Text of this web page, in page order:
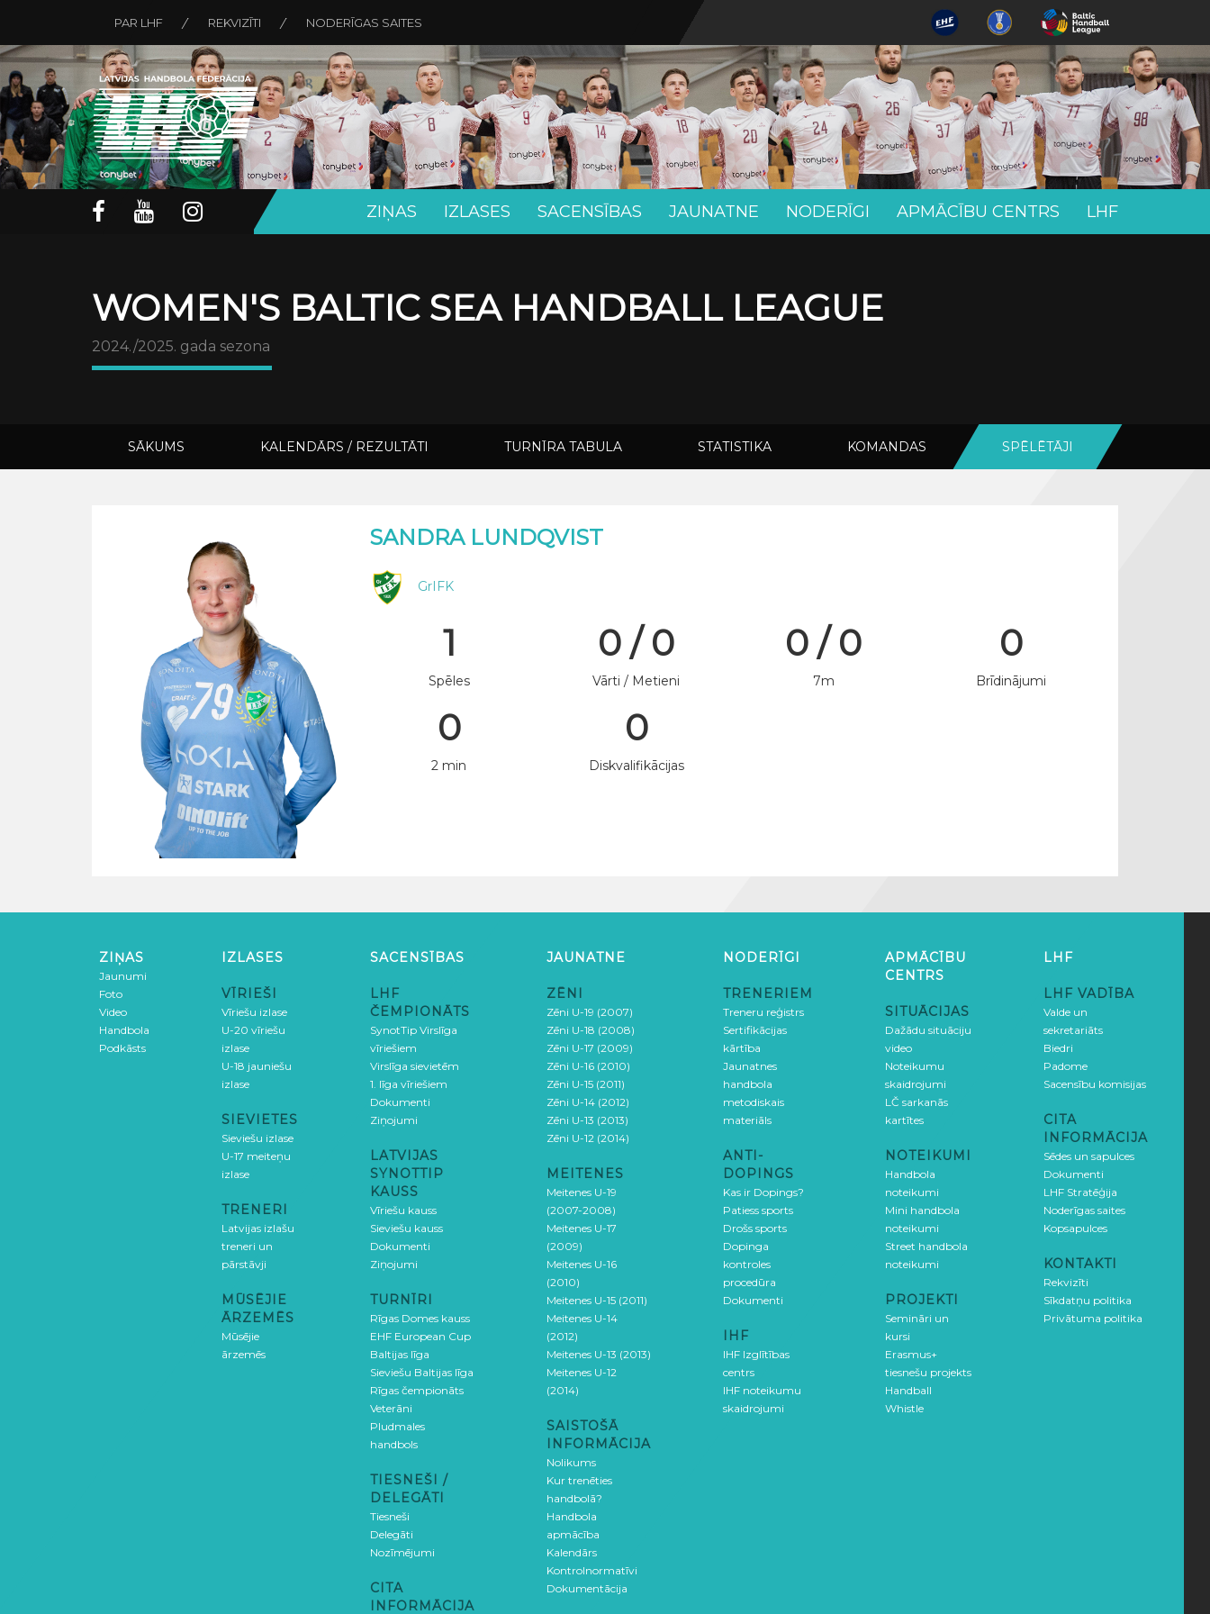
PAR LHF REKVIZĪTI NODERĪGAS SAITES
ZIŅAS IZLASES SACENSĪBAS JAUNATNE NODERĪGI APMĀCĪBU CENTRS LHF
WOMEN'S BALTIC SEA HANDBALL LEAGUE
2024./2025. gada sezona
SĀKUMS KALENDĀRS / REZULTĀTI TURNĪRA TABULA STATISTIKA KOMANDAS SPĒLĒTĀJI
SANDRA LUNDQVIST
GrIFK
1
Spēles
0 / 0
Vārti / Metieni
0 / 0
7m
0
Brīdinājumi
0
2 min
0
Diskvalifikācijas
ZIŅAS
Jaunumi
Foto
Video
Handbola
Podkāsts
IZLASES
VĪRIEŠI
Vīriešu izlase
U-20 vīriešu
izlase
U-18 jauniešu
izlase
SIEVIETES
Sieviešu izlase
U-17 meiteņu
izlase
TRENERI
Latvijas izlašu
treneri un
pārstāvji
MŪSĒJIE
ĀRZEMĒS
Mūsējie
ārzemēs
SACENSĪBAS
LHF
ČEMPIONĀTS
SynotTip Virslīga
vīriešiem
Virslīga sievietēm
1. līga vīriešiem
Dokumenti
Ziņojumi
LATVIJAS
SYNOTTIP
KAUSS
Vīriešu kauss
Sieviešu kauss
Dokumenti
Ziņojumi
TURNĪRI
Rīgas Domes kauss
EHF European Cup
Baltijas līga
Sieviešu Baltijas līga
Rīgas čempionāts
Veterāni
Pludmales
handbols
TIESNEŠI /
DELEGĀTI
Tiesneši
Delegāti
Nozīmējumi
CITA
INFORMĀCIJA
JAUNATNE
ZĒNI
Zēni U-19 (2007)
Zēni U-18 (2008)
Zēni U-17 (2009)
Zēni U-16 (2010)
Zēni U-15 (2011)
Zēni U-14 (2012)
Zēni U-13 (2013)
Zēni U-12 (2014)
MEITENES
Meitenes U-19
(2007-2008)
Meitenes U-17
(2009)
Meitenes U-16
(2010)
Meitenes U-15 (2011)
Meitenes U-14
(2012)
Meitenes U-13 (2013)
Meitenes U-12
(2014)
SAISTOŠĀ
INFORMĀCIJA
Nolikums
Kur trenēties
handbolā?
Handbola
apmācība
Kalendārs
Kontrolnormatīvi
Dokumentācija
NODERĪGI
TRENERIEM
Treneru reģistrs
Sertifikācijas
kārtība
Jaunatnes
handbola
metodiskais
materiāls
ANTI-
DOPINGS
Kas ir Dopings?
Patiess sports
Drošs sports
Dopinga
kontroles
procedūra
Dokumenti
IHF
IHF Izglītības
centrs
IHF noteikumu
skaidrojumi
APMĀCĪBU
CENTRS
SITUĀCIJAS
Dažādu situāciju
video
Noteikumu
skaidrojumi
LČ sarkanās
kartītes
NOTEIKUMI
Handbola
noteikumi
Mini handbola
noteikumi
Street handbola
noteikumi
PROJEKTI
Semināri un
kursi
Erasmus+
tiesnešu projekts
Handball
Whistle
LHF
LHF VADĪBA
Valde un
sekretariāts
Biedri
Padome
Sacensību komisijas
CITA
INFORMĀCIJA
Sēdes un sapulces
Dokumenti
LHF Stratēģija
Noderīgas saites
Kopsapulces
KONTAKTI
Rekvizīti
Sīkdatņu politika
Privātuma politika